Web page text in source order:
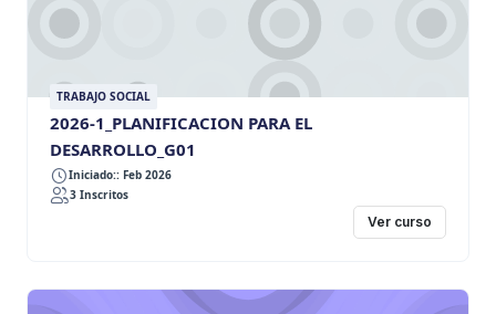
TRABAJO SOCIAL
2026-1_PLANIFICACION PARA EL
DESARROLLO_G01
Iniciado:: Feb 2026
3 Inscritos
Ver curso